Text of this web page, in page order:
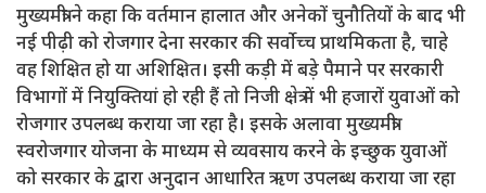
मुख्यमंत्री ने कहा कि वर्तमान हालात और अनेकों चुनौतियों के बाद भी
नई पीढ़ी को रोजगार देना सरकार की सर्वाेच्च प्राथमिकता है, चाहे
वह शिक्षित हो या अशिक्षित। इसी कड़ी में बड़े पैमाने पर सरकारी
विभागों में नियुक्तियां हो रही हैं तो निजी क्षेत्र में भी हजारों युवाओं को
रोजगार उपलब्ध कराया जा रहा है। इसके अलावा मुख्यमंत्री
स्वरोजगार योजना के माध्यम से व्यवसाय करने के इच्छुक युवाओं
को सरकार के द्वारा अनुदान आधारित ऋण उपलब्ध कराया जा रहा